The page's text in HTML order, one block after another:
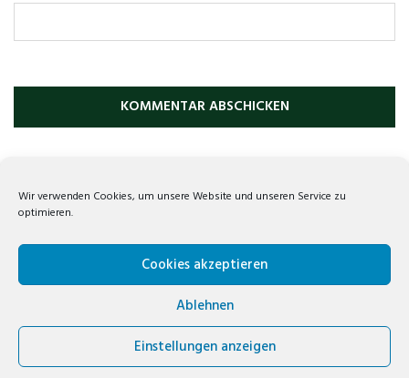
Wir verwenden Cookies, um unsere Website und unseren Service zu
optimieren.
Cookies akzeptieren
Ablehnen
Einstellungen anzeigen
Namibia 2021 Teil 1
Zambia – Botswana – Namibia 2021
VOLKER WREDE// COPYRIGHT © 2019. TRAVELBIZ THEME BY
THEMES
FACEBOOK INSTAGRAM E-MAIL